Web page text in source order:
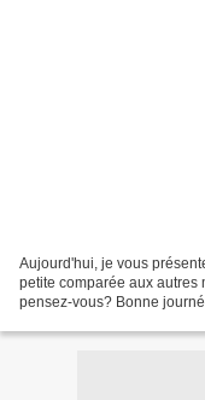
Aujourd'hui, je vous
petite comparée aux autres
pensez-vous? Bonne